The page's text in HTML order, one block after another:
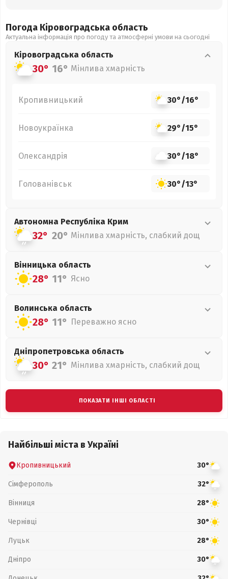
Погода Кіровоградська область
Актуальна інформація про погоду та атмосферні умови на сьогодні
Кіровоградська область
30° 16° Мінлива хмарність
Кропивницький 30°/16°
Новоукраїнка 29°/15°
Олександрія 30°/18°
Голованівськ 30°/13°
Автономна Республіка Крим
32° 20° Мінлива хмарність, слабкий дощ
Вінницька область
28° 11° Ясно
Волинська область
28° 11° Переважно ясно
Дніпропетровська область
30° 21° Мінлива хмарність, слабкий дощ
ПОКАЗАТИ ІНШІ ОБЛАСТІ
Найбільші міста в Україні
Кропивницький 30°
Сімферополь 32°
Вінниця 28°
Чернівці 30°
Луцьк 28°
Дніпро 30°